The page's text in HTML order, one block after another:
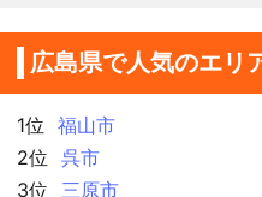
広島県で人気のエリ
1位
福山市
2位
呉市
3位
三原市